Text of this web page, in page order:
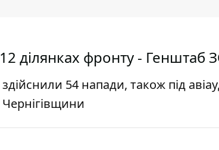
ділянках фронту - Генштаб
54 напади, також під